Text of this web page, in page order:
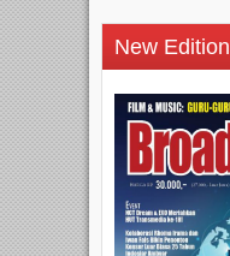
New Edition